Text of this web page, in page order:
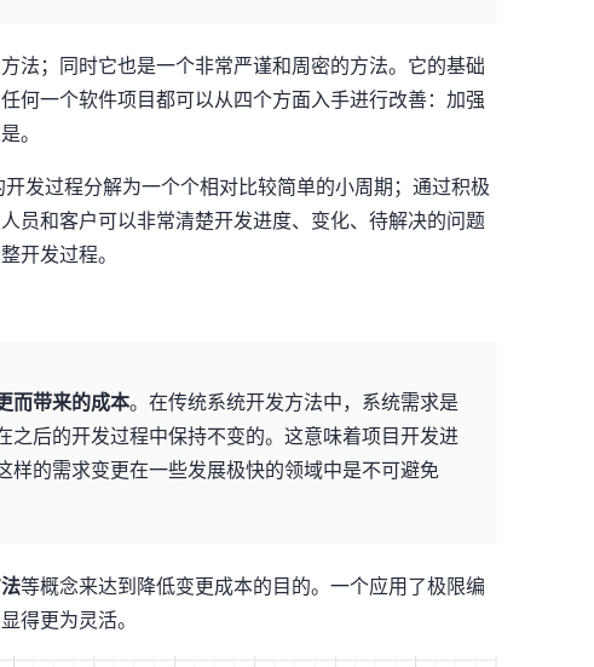
法；同时它也是一个非常严谨和周密的方法。它的基础
何一个软件项目都可以从四个方面入手进行改善：加强
。
发过程分解为一个个相对比较简单的小周期；通过积极
员和客户可以非常清楚开发进度、变化、待解决的问题
开发过程。
而带来的成本。在传统系统开发方法中，系统需求是
之后的开发过程中保持不变的。这意味着项目开发进
样的需求变更在一些发展极快的领域中是不可避免
等概念来达到降低变更成本的目的。一个应用了极限编
得更为灵活。